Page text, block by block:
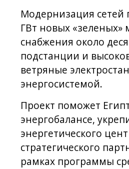
Модернизация сетей
ГВт новых «зеленых»
снабжения около
подстанции и
ветряные
энергосистемой.
Проект поможет
энергобалансе,
энергетического
стратегического
рамках программы